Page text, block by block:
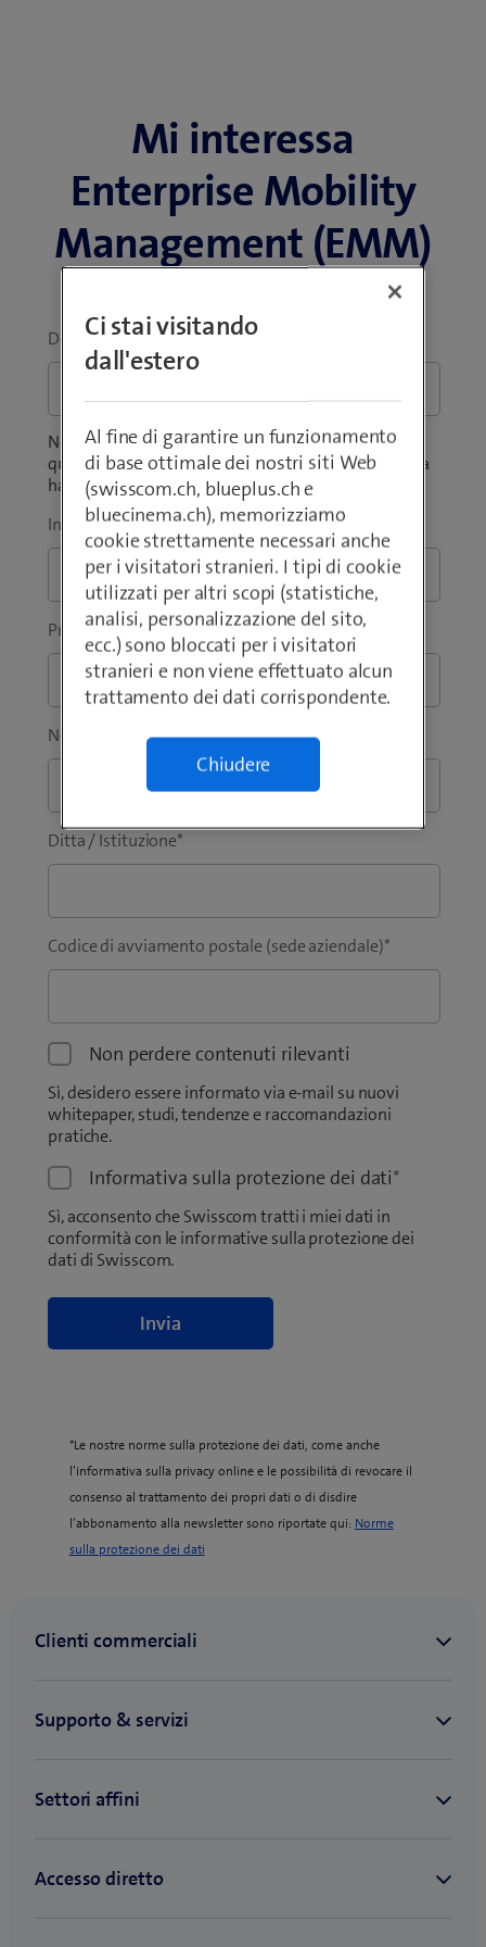
Mi interessa
Enterprise Mobility
Management (EMM)
Domanda*
Non è sicuro della portata del prodotto? Si chiede
quanto costi l'offerta per la sua azienda? Ci dica cosa
ha in mente.
Indirizzo e-mail aziendale*
Prefisso* Telefono*
Nome Cognome
Ditta / Istituzione*
Codice di avviamento postale (sede aziendale)*
Non perdere contenuti rilevanti
Sì, desidero essere informato via e-mail su nuovi
whitepaper, studi, tendenze e raccomandazioni
pratiche.
Informativa sulla protezione dei dati*
Sì, acconsento che Swisscom tratti i miei dati in
conformità con le informative sulla protezione dei
dati di Swisscom.
*Le nostre norme sulla protezione dei dati, come anche
l’informativa sulla privacy online e le possibilità di revocare il
consenso al trattamento dei propri dati o di disdire
l’abbonamento alla newsletter sono riportate qui: Norme
sulla protezione dei dati(
Ci stai visitando
dall'estero
Al fine di garantire un funzionamento
di base ottimale dei nostri siti Web
(swisscom.ch, blueplus.ch e
bluecinema.ch), memorizziamo
cookie strettamente necessari anche
per i visitatori stranieri. I tipi di cookie
utilizzati per altri scopi (statistiche,
analisi, personalizzazione del sito,
ecc.) sono bloccati per i visitatori
stranieri e non viene effettuato alcun
trattamento dei dati corrispondente.
Chiudere